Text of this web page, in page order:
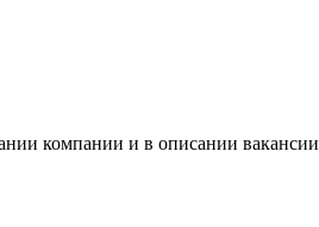
компании и в описании вакансии